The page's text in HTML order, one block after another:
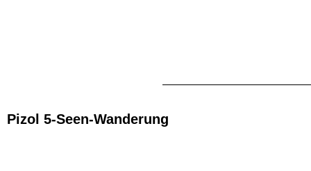
Pizol 5-Seen-Wanderung